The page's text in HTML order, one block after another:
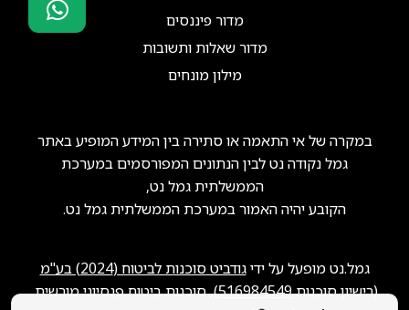
מדור פיננסים
מדור שאלות ותשובות
מילון מונחים
במקרה של אי התאמה או סתירה בין המידע המופיע באתר
גמל נקודה נט לבין הנתונים המפורסמים במערכת
הממשלתית גמל נט,
הקובע יהיה האמור במערכת הממשלתית גמל נט.
גמל.נט מופעל על ידיגודביט סוכנות לביטוח (2024) בע"מ
(רישיון סוכנות516984549), סוכנות ביטוח פנסיוני מורשית.